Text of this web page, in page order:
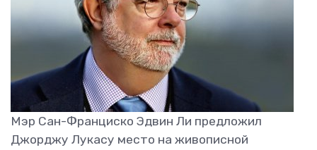
Мэр Сан-Франциско Эдвин Ли предложил
Джорджу Лукасу место на живописной